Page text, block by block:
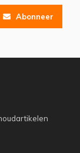
Abonneer